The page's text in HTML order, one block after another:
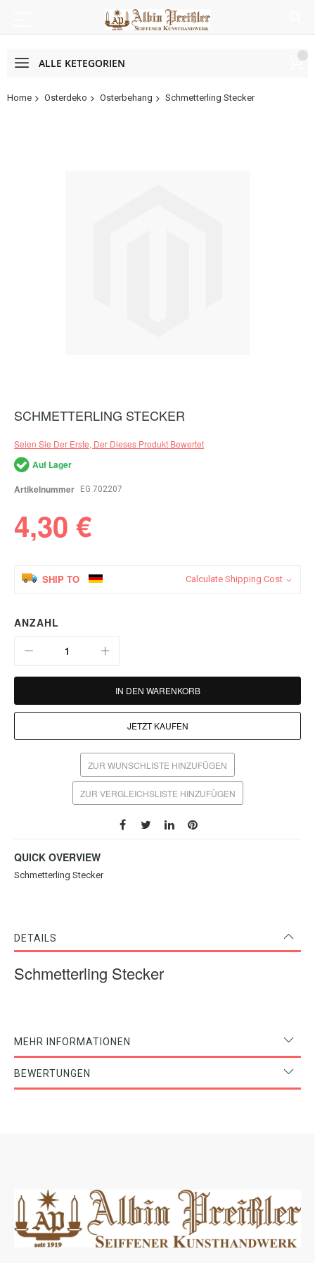
ALLE KETEGORIEN
Home Osterdeko Osterbehang Schmetterling Stecker
Zum
Anfang
Bildergalerie
springen
SCHMETTERLING STECKER
Seien Sie Der Erste, Der Dieses Produkt Bewertet
Auf Lager
Artikelnummer
EG 702207
4,30 €
SHIP TO Calculate Shipping Cost
ANZAHL
IN DEN WARENKORB
JETZT KAUFEN
ZUR WUNSCHLISTE HINZUFÜGEN
ZUR VERGLEICHSLISTE HINZUFÜGEN
QUICK OVERVIEW
Schmetterling Stecker
DETAILS
Schmetterling Stecker
MEHR INFORMATIONEN
BEWERTUNGEN